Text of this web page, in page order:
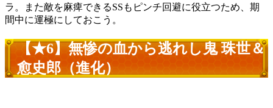
ラ。また敵を麻痺できるSSもピンチ回避に役立つため、期
間中に運極にしておこう。
【★6】無惨の血から逃れし鬼 珠世＆
愈史郎（進化）